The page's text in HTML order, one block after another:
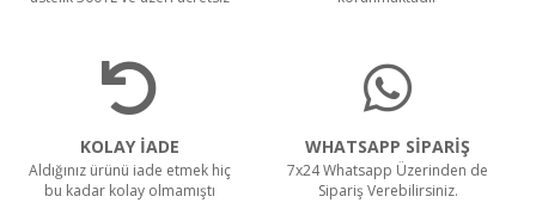
KOLAY İADE
Aldığınız ürünü iade etmek hiç
bu kadar kolay olmamıştı
WHATSAPP SİPARİŞ
7x24 Whatsapp Üzerinden de
Sipariş Verebilirsiniz.